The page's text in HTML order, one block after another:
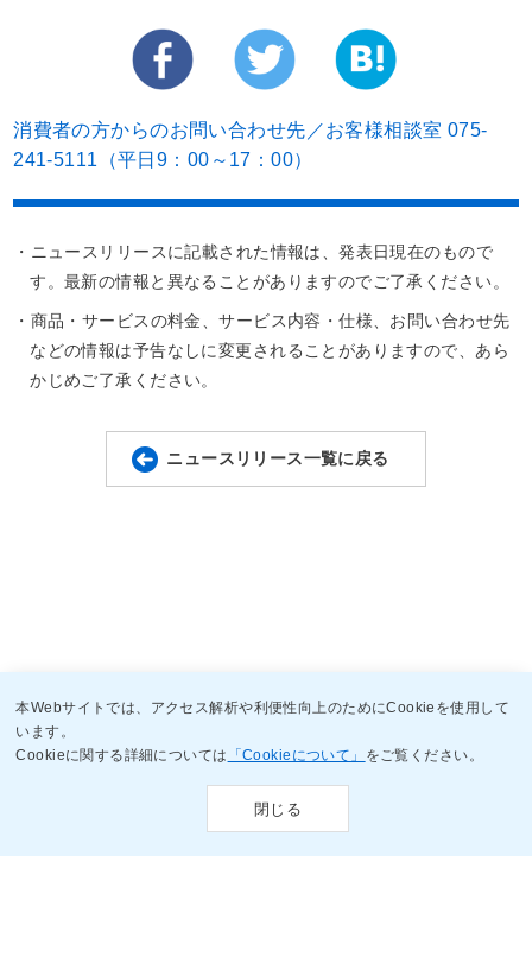
消費者の方からのお問い合わせ先／お客様相談室 075-
241-5111（平日9：00～17：00）
・ニュースリリースに記載された情報は、発表日現在のもので
す。最新の情報と異なることがありますのでご了承ください。
・商品・サービスの料金、サービス内容・仕様、お問い合わせ先
などの情報は予告なしに変更されることがありますので、あら
かじめご了承ください。
ニュースリリース一覧に戻る
本Webサイトでは、アクセス解析や利便性向上のためにCookieを使用して
います。
Cookieに関する詳細については
「Cookieについて」 をご覧ください。
閉じる